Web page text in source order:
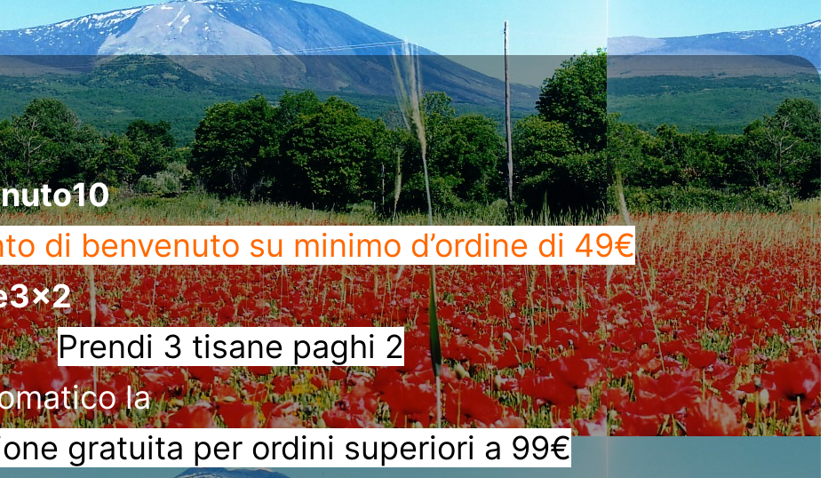
di benvenuto su minimo d’ordine di 49€
Prendi 3 tisane paghi 2
la
gratuita per ordini superiori a 99€